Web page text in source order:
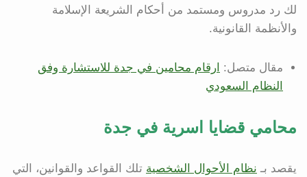
لك رد مدروس ومستمد من أحكام الشريعة الإسلامة
والأنظمة القانونية.
مقال متصل: ارقام محامين في جدة للاستشارة وفق
النظام السعودي
محامي قضايا اسرية في جدة
يقصد بـ نظام الأحوال الشخصية تلك القواعد والقوانين، التي